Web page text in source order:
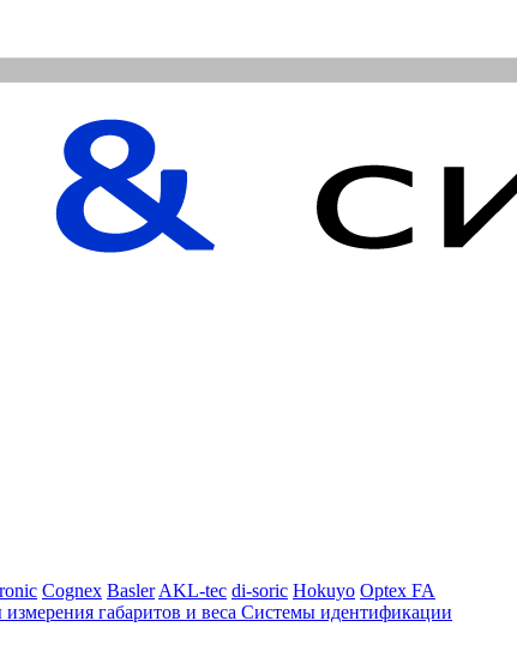
Cognex Basler AKL-tec di-soric Hokuyo Optex FA
габаритов и веса Системы идентификации